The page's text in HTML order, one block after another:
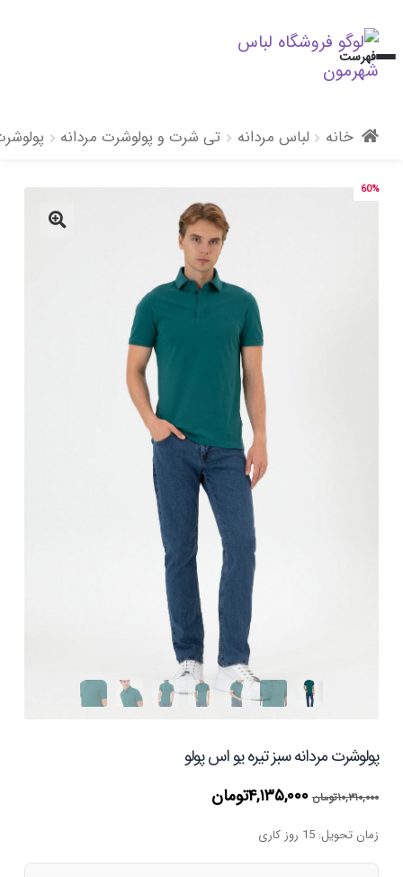
پرش
به
پرش
به
فهرست
خانه لباس مردانه تی شرت و پولوشرت مردانه
60%
پولوشرت مردانه سبز تیره یو اس پولو
۱۰,۳۱۰,۰۰۰تومان قیمت
۱۰,۳۱۰,۰۰۰تومان
۴,۱۳۵,۰۰۰تومان
زمان تحویل: 15 روز کاری